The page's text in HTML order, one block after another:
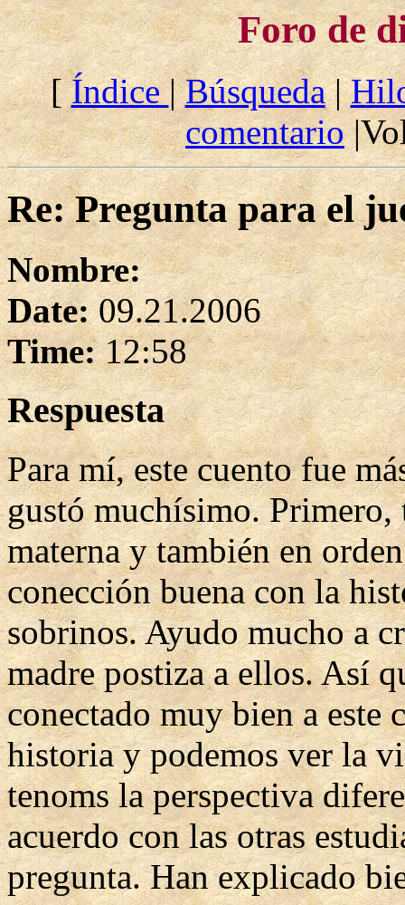
Foro de
[Índice|Búsqueda|
comentario
Re: Pregunta para el
Nombre:
Date:09.21.2006
Time:12:58
Respuesta
Para mí, este cuento fue
gustó muchísimo. Primero,
materna y también en
conección buena con la
sobrinos. Ayudo mucho a
madre postiza a ellos. Así
conectado muy bien a este
historia y podemos ver la
tenoms la perspectiva
acuerdo con las otras
pregunta. Han explicado